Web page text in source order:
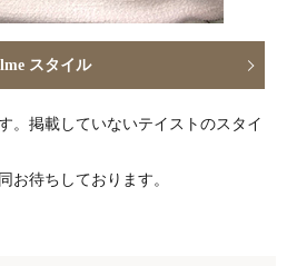
スタイル
。掲載していないテイストのスタイ
お待ちしております。